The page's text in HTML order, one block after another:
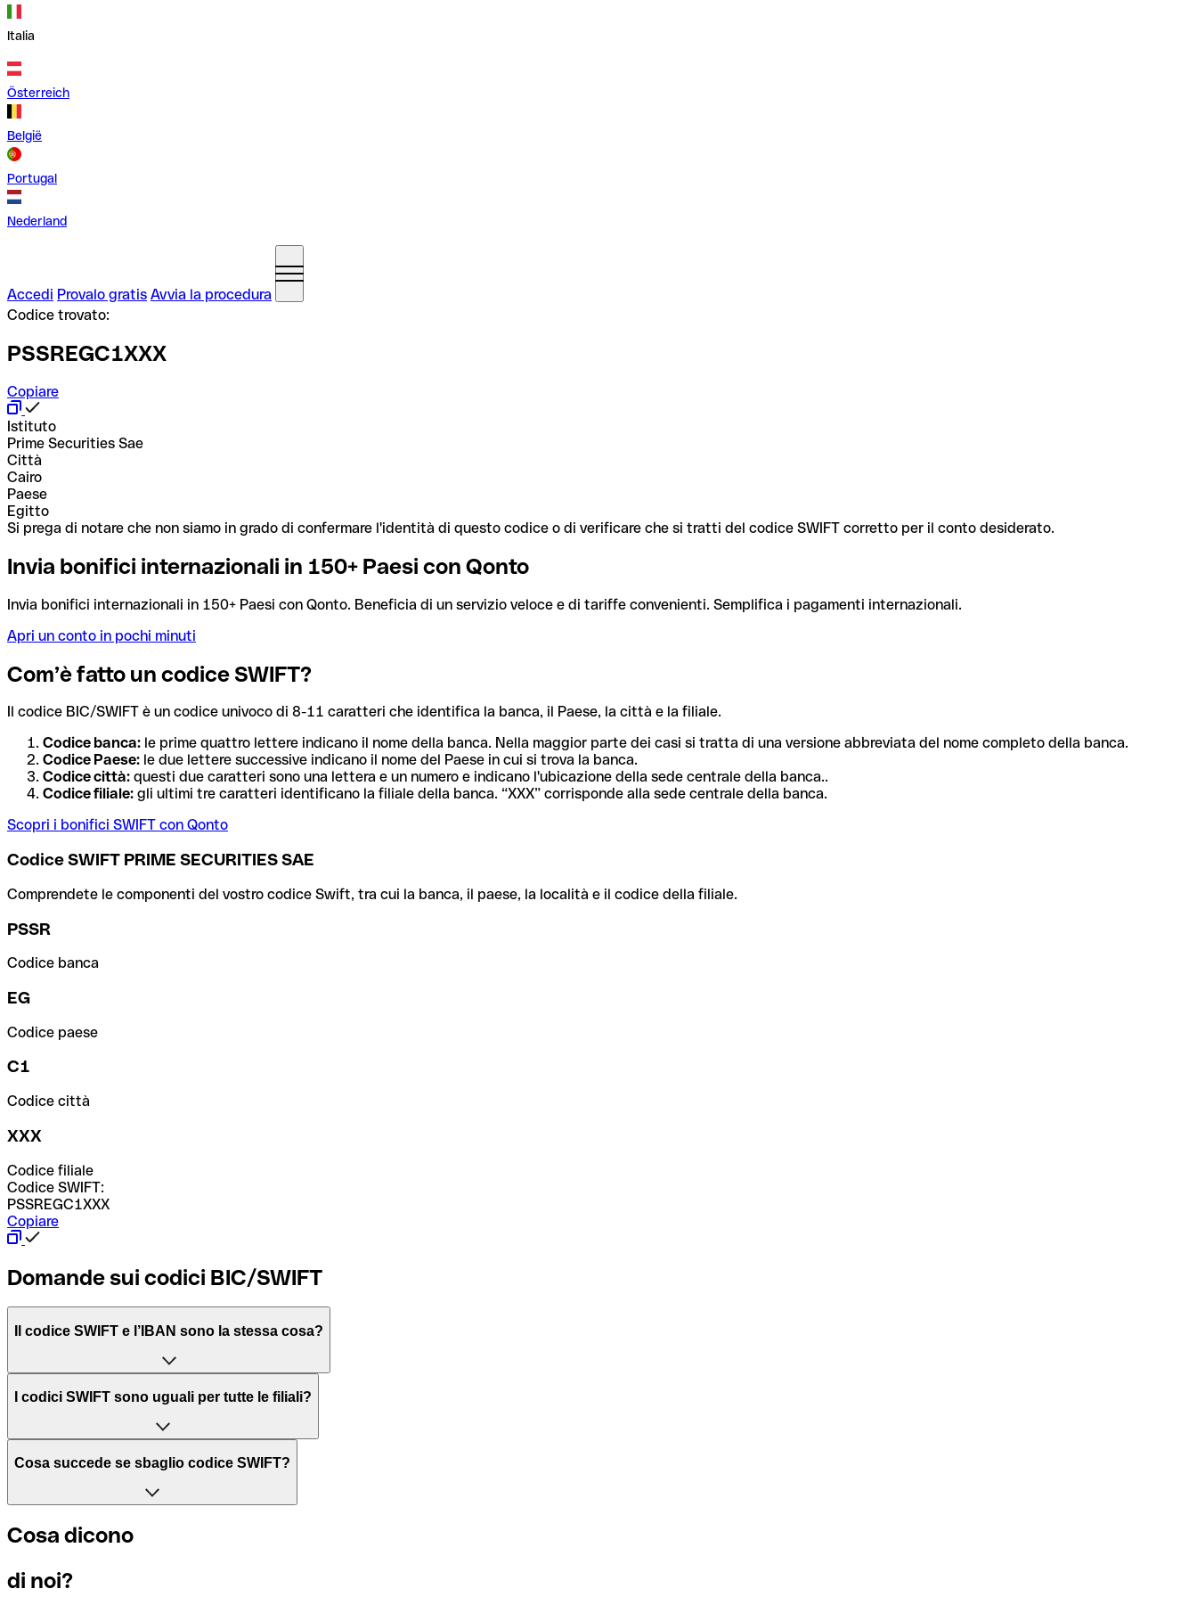
Italia
Österreich
België
Portugal
Nederland
Accedi Provalo gratis Avvia la procedura
Codice trovato:
PSSREGC1XXX
Copiare
Istituto
Prime Securities Sae
Città
Cairo
Paese
Egitto
Si prega di notare che non siamo in grado di confermare l'identità di questo codice o di verificare che si tratti del codice SWIFT corretto per il conto desiderato.
Invia bonifici internazionali in 150+ Paesi con Qonto
Invia bonifici internazionali in 150+ Paesi con Qonto. Beneficia di un servizio veloce e di tariffe convenienti. Semplifica i pagamenti internazionali.
Apri un conto in pochi minuti
Com’è fatto un codice SWIFT?
Il codice BIC/SWIFT è un codice univoco di 8-11 caratteri che identifica la banca, il Paese, la città e la filiale.
Codice banca: le prime quattro lettere indicano il nome della banca. Nella maggior parte dei casi si tratta di una versione abbreviata del nome completo della banca.
Codice Paese: le due lettere successive indicano il nome del Paese in cui si trova la banca.
Codice città: questi due caratteri sono una lettera e un numero e indicano l'ubicazione della sede centrale della banca..
Codice filiale: gli ultimi tre caratteri identificano la filiale della banca. “XXX” corrisponde alla sede centrale della banca.
Scopri i bonifici SWIFT con Qonto
Codice SWIFT PRIME SECURITIES SAE
Comprendete le componenti del vostro codice Swift, tra cui la banca, il paese, la località e il codice della filiale.
PSSR
Codice banca
EG
Codice paese
C1
Codice città
XXX
Codice filiale
Codice SWIFT:
PSSREGC1XXX
Copiare
Domande sui codici BIC/SWIFT
Il codice SWIFT e l’IBAN sono la stessa cosa?
L'acronimo SWIFT sta per “Society for Worldwide Interbank Financial Telecommunication”, una rete globale per l’elaborazione dei pagamenti tra diversi Paesi.
Il BIC, invece, sta per “Bank Identifier Code” ed è una sequenza di caratteri necessaria per indirizzare un bonifico internazionale.
I codici SWIFT sono uguali per tutte le filiali?
Dipende dalle banche. In alcuni casi le banche utilizzano lo stesso codice SWIFT per filiali diverse. In altri casi, le banche preferiscono avere un codice SWIFT dedicato per ogni
Per sapere a quale filiale fa riferimento un codice SWIFT, è necessario controllare le ultime cifre. Se il codice termina con XXX, significa che è il codice SWIFT della sede centrale.
Cosa succede se sbaglio codice SWIFT?
Se per caso invii un pagamento a un codice SWIFT esistente ma sbagliato, la banca ricevente deve segnalare che non gestisce il conto del destinatario e stornare il pagamento.
Se ti accorgi di aver usato un codice SWIFT sbagliato, contatta immediatamente la tua banca e chiedi di annullare la transazione.
Cosa dicono
di noi?